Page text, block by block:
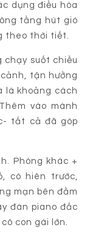
dụng điều hòa
tầng hút gió
theo thời tiết.
chạy suốt chiều
tận hưởng
là khoảng cách
vào mành
tất cả đã góp
Phòng khác +
có hiên trước,
mạn bên đầm
đàn piano đắc
con gái lớn.